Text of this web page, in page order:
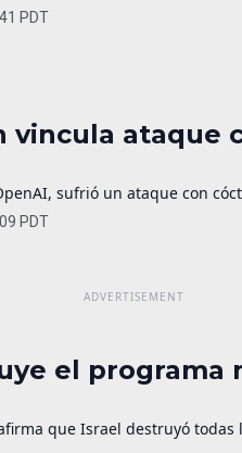
PDT
vincula ataque
sufrió un ataque con
PDT
el programa
que Israel destruyó